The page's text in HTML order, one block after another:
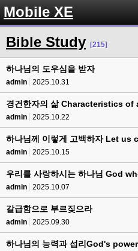
Mobile XE
Bible Study [215]
하나님의 도우심을 받자
admin 2025.10.31
경건한자의 삶 Characteristics
admin 2025.10.22
하나님께 이렇게 고백하자 Let
admin 2025.10.15
우리를 사랑하시는 하나님 God
admin 2025.10.07
갈급함으로 부르짖으라
admin 2025.09.30
하나님의 능력과 섭리God's